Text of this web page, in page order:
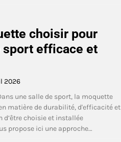
choisir pour
sport efficace et
2026
une salle de sport, la moquette
matière de durabilité, d'efficacité et
choisie et installée
propose ici une approche…